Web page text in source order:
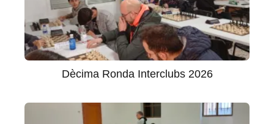
Dècima Ronda Interclubs 2026